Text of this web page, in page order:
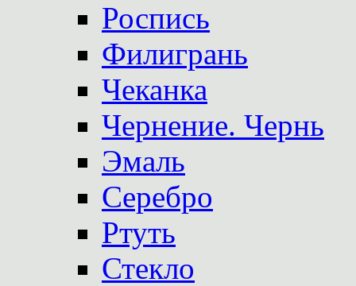
Роспись
Филигрань
Чеканка
Чернение. Чернь
Эмаль
Серебро
Ртуть
Стекло